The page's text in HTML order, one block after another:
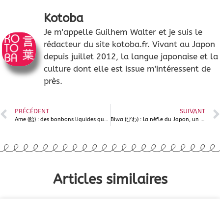
Kotoba
Je m'appelle Guilhem Walter et je suis le
rédacteur du site kotoba.fr. Vivant au Japon
depuis juillet 2012, la langue japonaise et la
culture dont elle est issue m'intéressent de
près.
PRÉCÉDENT SUIVANT
Articles similaires